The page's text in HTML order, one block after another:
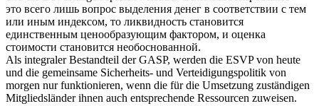
это всего лишь вопрос выделения денег в соответствии с тем
или иным индексом, то ликвидность становится
единственным ценообразующим фактором, и оценка
стоимости становится необоснованной.
Als integraler Bestandteil der GASP, werden die ESVP von heute
und die gemeinsame Sicherheits- und Verteidigungspolitik von
morgen nur funktionieren, wenn die für die Umsetzung zuständigen
Mitgliedsländer ihnen auch entsprechende Ressourcen zuweisen.